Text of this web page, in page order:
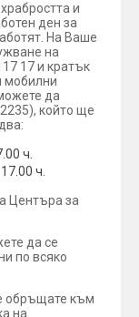
и
ден за
На Ваше
на
17 и кратък
мобилни
да
който ще
ч.
ч.
Центъра за
да се
по всяко
обръщате към
на